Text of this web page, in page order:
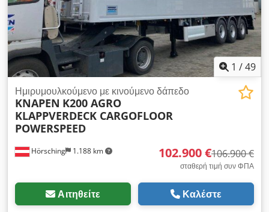
1 /49
Hörsching 1.188 km
Ημιρυμουλκούμενο με κινούμενο δάπεδο
KNAPEN K200 AGRO
KLAPPVERDECK CARGOFLOOR
POWERSPEED
102.900 €106.900 €
σταθερή τιμή συν ΦΠΑ
Αιτηθείτε Καλέστε